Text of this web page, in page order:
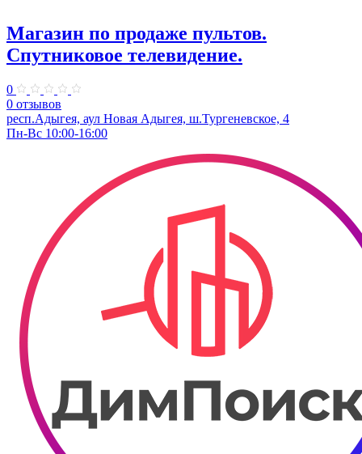
Магазин по продаже пультов.
Спутниковое телевидение.
0
0 отзывов
респ.Адыгея, аул Новая Адыгея, ш.Тургеневское, 4
Пн-Вс 10:00-16:00